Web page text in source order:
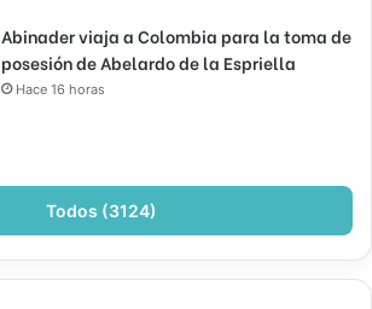
Abinader viaja a Colombia para la toma de
posesión de Abelardo de la Espriella
Hace 16 horas
Todos (3124)